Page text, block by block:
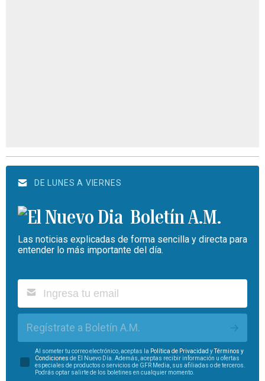
DE LUNES A VIERNES
Boletín A.M.
Las noticias explicadas de forma sencilla y directa para
entender lo más importante del día.
Regístrate a Boletín A.M.
Al someter tu correo electrónico, aceptas la Política de Privacidad yTérminos y
Condiciones de El Nuevo Día. Además, aceptas recibir información u ofertas
especiales de productos o servicios de GFR Media, sus afiliadas o de terceros.
Podrás optar salirte de los boletines en cualquier momento.